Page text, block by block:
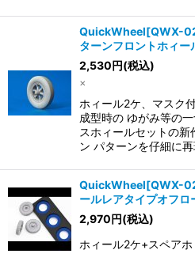
QuickWheel[QWX-
ターンフロントホィ
2,530円(税込)
×
ホィール2ケ、マスク
成型時の ゆがみ等の
スホィールセットの
ン パターンを仔細に
QuickWheel[QWX-
ールレアタイプオフ
2,970円(税込)
ホィール2ケ+スペア